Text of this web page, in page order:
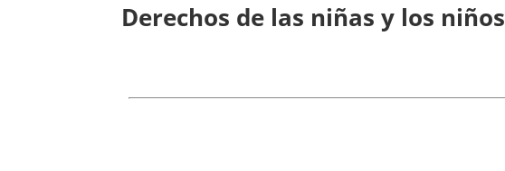
Derechos de las niñas y los niños